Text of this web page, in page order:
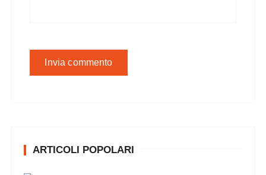
ARTICOLI POPOLARI